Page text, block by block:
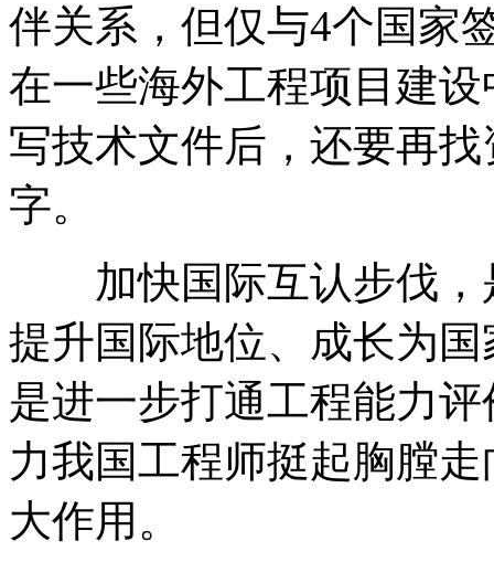
伴关系，但仅与4个国家
在一些海外工程项目建
写技术文件后，还要再
字。
加快国际互认步伐，
提升国际地位、成长为
是进一步打通工程能力
力我国工程师挺起胸膛
大作用。